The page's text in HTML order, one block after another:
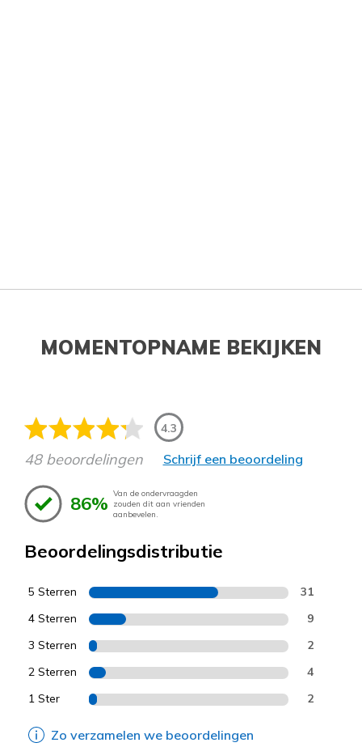
MOMENTOPNAME BEKIJKEN
4.3
48 beoordelingen Schrijf een beoordeling
86% Van de ondervraagden
zouden dit aan vrienden
aanbevelen.
Beoordelingsdistributie
5 Sterren 31
4 Sterren 9
3 Sterren 2
2 Sterren 4
1 Ster 2
Zo verzamelen we beoordelingen